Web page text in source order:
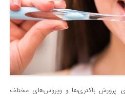
پرورش باکتری‌ها و ویروس‌های مختلف